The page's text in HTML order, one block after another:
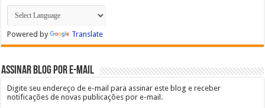
Powered by Translate
Assinar blog por e-mail
Digite seu endereço de e-mail para assinar este blog e receber
notificações de novas publicações por e-mail.